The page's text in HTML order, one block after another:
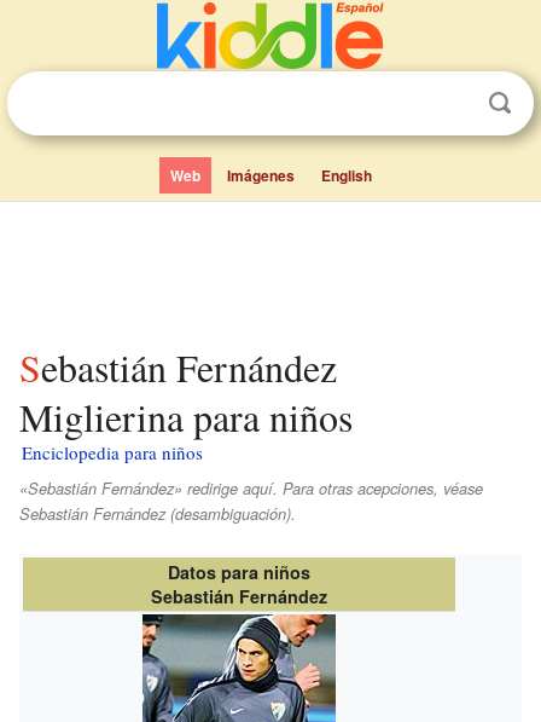
Web Imágenes English
Sebastián Fernández
Miglierina para niños
Enciclopedia para niños
«Sebastián Fernández» redirige aquí. Para otras acepciones, véase
Sebastián Fernández (desambiguación).
Datos para niños
Sebastián Fernández